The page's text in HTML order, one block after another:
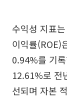
수익성 지표
이익률(ROE)
0.94%를 기
12.61%로 전
선되며 자본